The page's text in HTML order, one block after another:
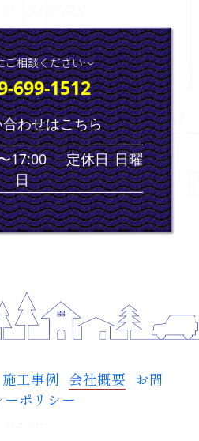
ご相談ください〜
699-1512
わせはこちら
17:00 定休日 日曜
日
施工事例 会社概要 お問
ーポリシー
株式会社 All rights reserved